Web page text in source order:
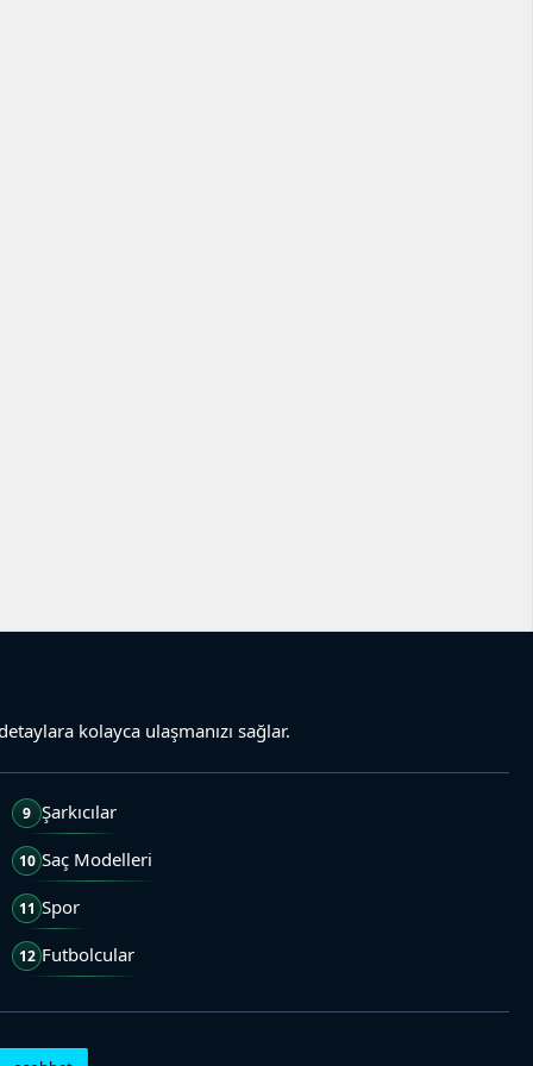
kolayca ulaşmanızı sağlar.
9 Şarkıcılar
10 Saç Modelleri
11 Spor
12 Futbolcular